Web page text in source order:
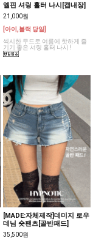
엘핀 셔링 홀터 나시[캡내장]
21,000원
[아이,블랙 당일]
섹시한 무드로 여름에 핫하게 즐
기기 좋은 셔링 홀터 나시 !
[MADE:자체제작]데미지 로우
데님 숏팬츠[골반패드]
35,500원